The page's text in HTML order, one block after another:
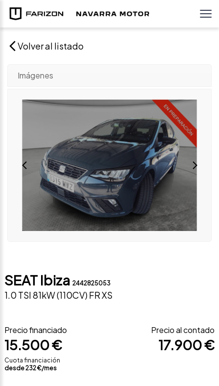
Volver al listado
Imágenes
SEAT Ibiza 2442825053
1.0 TSI 81kW (110CV) FR XS
Precio financiado
15.500 €
Cuota financiación
desde232€/mes
Precio al contado
17.900 €